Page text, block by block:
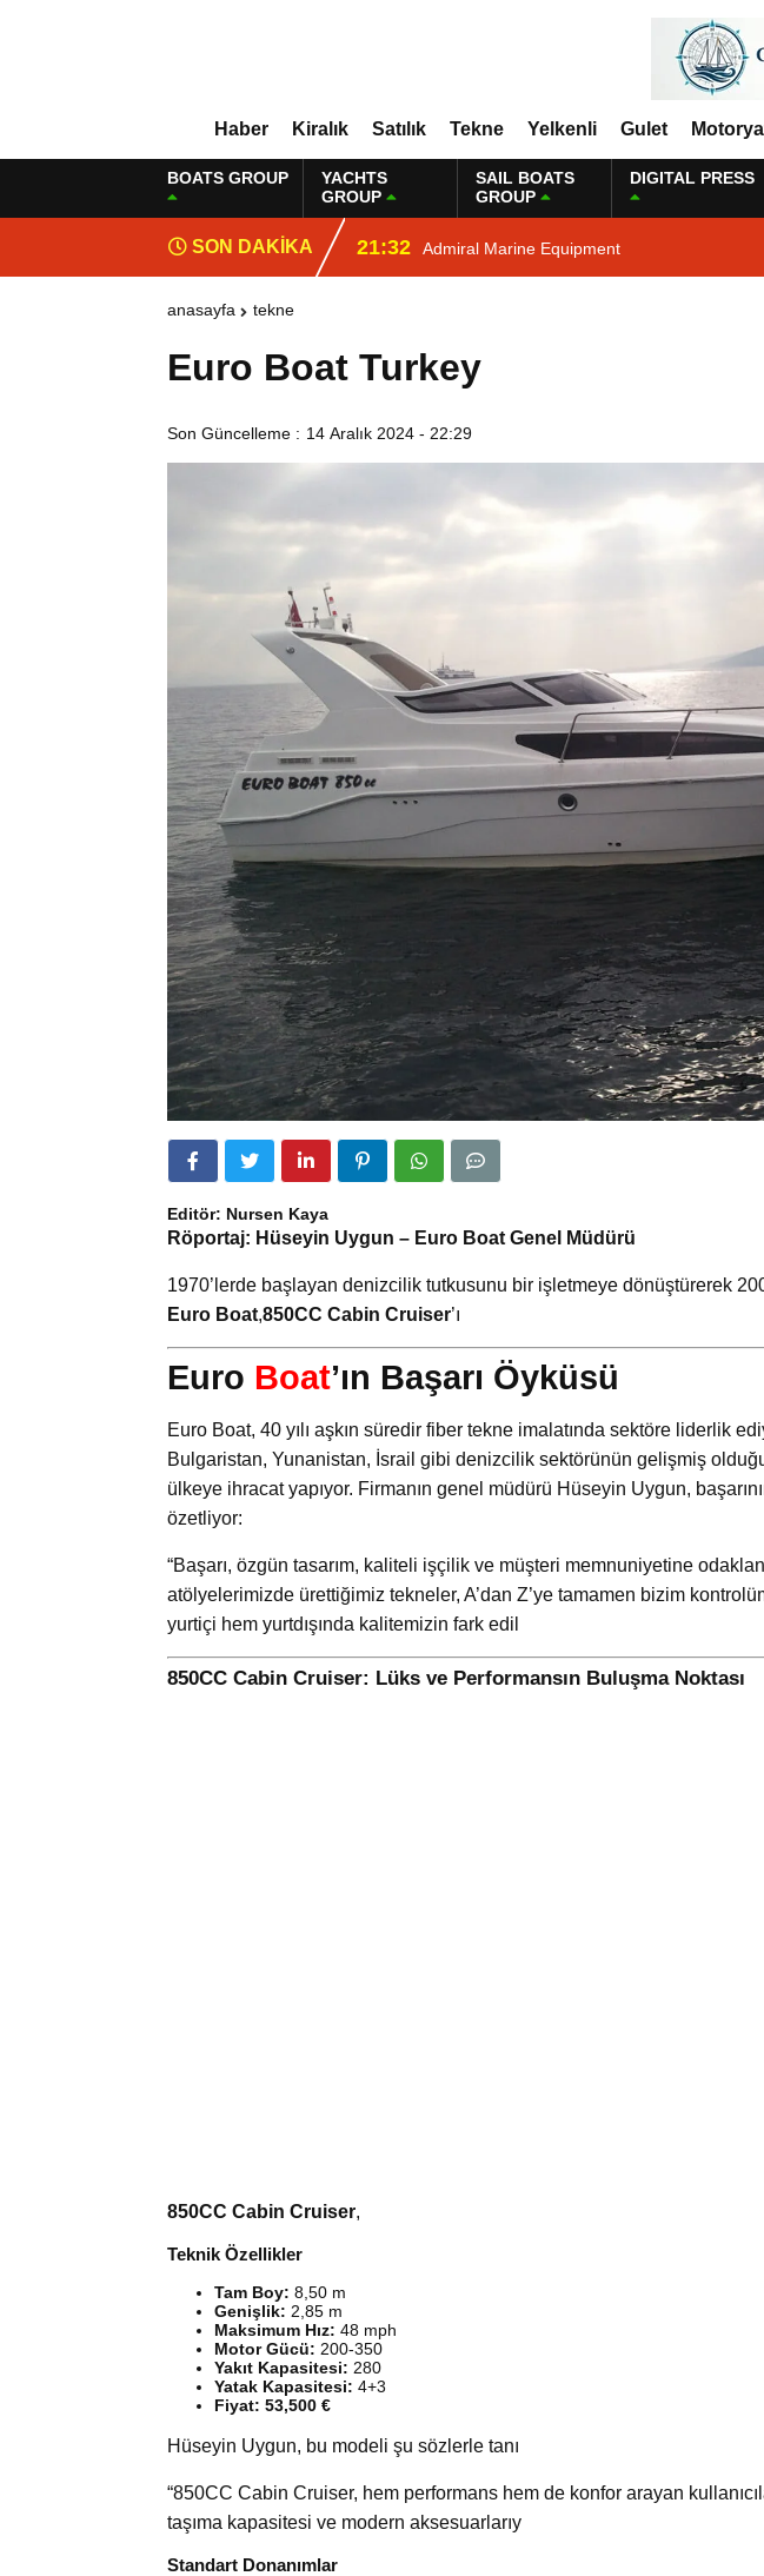
Haber Kiralık Satılık Tekne Yelkenli Gulet
BOATS GROUP
YACHTS
GROUP
SAIL BOATS
GROUP
DIGITAL PRESS
SON DAKİKA 21:32 Admiral Marine Equipment
anasayfa tekne
Euro Boat Turkey
Son Güncelleme : 14 Aralık 2024 - 22:29
Editör: Nursen Kaya
Röportaj: Hüseyin Uygun – Euro Boat Genel Müdürü
1970’lerde başlayan denizcilik tutkusunu bir işletmeye dönüştürerek
Euro Boat,850CC Cabin Cruiser’ı
Euro Boat’ın Başarı Öyküsü
Euro Boat, 40 yılı aşkın süredir fiber tekne imalatında sektöre liderlik
Bulgaristan, Yunanistan, İsrail gibi denizcilik sektörünün gelişmiş
ülkeye ihracat yapıyor. Firmanın genel müdürü Hüseyin Uygun,
özetliyor:
“Başarı, özgün tasarım, kaliteli işçilik ve müşteri memnuniyetine
atölyelerimizde ürettiğimiz tekneler, A’dan Z’ye tamamen bizim
yurtiçi hem yurtdışında kalitemizin fark edil
850CC Cabin Cruiser: Lüks ve Performansın Buluşma Noktası
850CC Cabin Cruiser,
Teknik Özellikler
Tam Boy: 8,50 m
Genişlik: 2,85 m
Maksimum Hız: 48 mph
Motor Gücü: 200-350
Yakıt Kapasitesi: 280
Yatak Kapasitesi: 4+3
Fiyat: 53,500 €
Hüseyin Uygun, bu modeli şu sözlerle tanı
“850CC Cabin Cruiser, hem performans hem de konfor arayan
taşıma kapasitesi ve modern aksesuarlarıy
Standart Donanımlar